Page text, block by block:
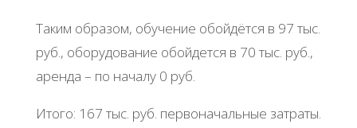
Таким образом, обучение обойдётся в 97 тыс.
руб., оборудование обойдется в 70 тыс. руб.,
аренда – по началу 0 руб.
Итого: 167 тыс. руб. первоначальные затраты.